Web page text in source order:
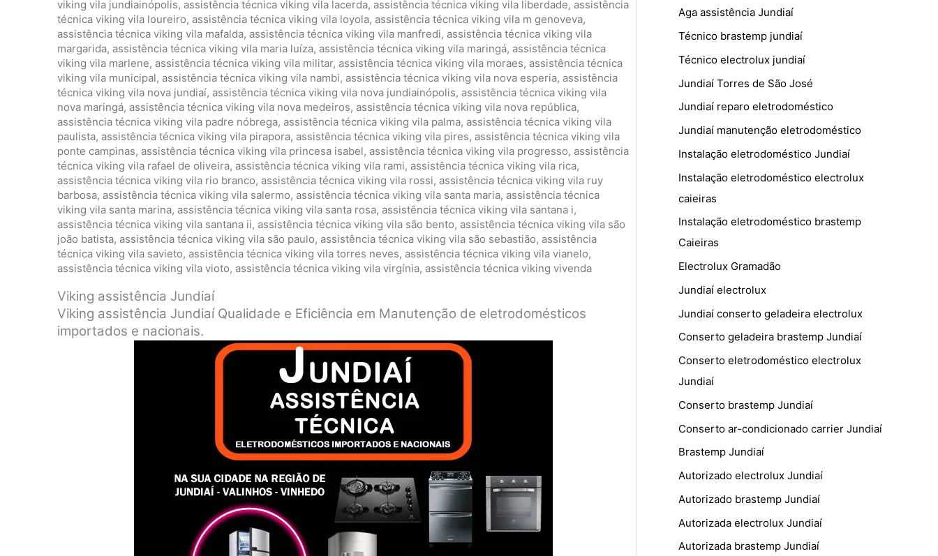
viking vila jundiainópolis, assistência técnica viking vila lacerda, assistência técnica viking vila liberdade, assistência
técnica viking vila loureiro, assistência técnica viking vila loyola, assistência técnica viking vila m genoveva,
assistência técnica viking vila mafalda, assistência técnica viking vila manfredi, assistência técnica viking vila
margarida, assistência técnica viking vila maria luíza, assistência técnica viking vila maringá, assistência técnica
viking vila marlene, assistência técnica viking vila militar, assistência técnica viking vila moraes, assistência técnica
viking vila municipal, assistência técnica viking vila nambi, assistência técnica viking vila nova esperia, assistência
técnica viking vila nova jundiaí, assistência técnica viking vila nova jundiainópolis, assistência técnica viking vila
nova maringá, assistência técnica viking vila nova medeiros, assistência técnica viking vila nova república,
assistência técnica viking vila padre nóbrega, assistência técnica viking vila palma, assistência técnica viking vila
paulista, assistência técnica viking vila pirapora, assistência técnica viking vila pires, assistência técnica viking vila
ponte campinas, assistência técnica viking vila princesa isabel, assistência técnica viking vila progresso, assistência
técnica viking vila rafael de oliveira, assistência técnica viking vila rami, assistência técnica viking vila rica,
assistência técnica viking vila rio branco, assistência técnica viking vila rossi, assistência técnica viking vila ruy
barbosa, assistência técnica viking vila salermo, assistência técnica viking vila santa maria, assistência técnica
viking vila santa marina, assistência técnica viking vila santa rosa, assistência técnica viking vila santana i,
assistência técnica viking vila santana ii, assistência técnica viking vila são bento, assistência técnica viking vila são
joão batista, assistência técnica viking vila são paulo, assistência técnica viking vila são sebastião, assistência
técnica viking vila savieto, assistência técnica viking vila torres neves, assistência técnica viking vila vianelo,
assistência técnica viking vila vioto, assistência técnica viking vila virgínia, assistência técnica viking vivenda
Viking assistência Jundiaí
Viking assistência Jundiaí Qualidade e Eficiência em Manutenção de eletrodomésticos
importados e nacionais.
Aga assistência Jundiaí
Técnico brastemp jundiaí
Técnico electrolux jundiaí
Jundiaí Torres de São José
Jundiaí reparo eletrodoméstico
Jundiaí manutenção eletrodoméstico
Instalação eletrodoméstico Jundiaí
Instalação eletrodoméstico electrolux
caieiras
Instalação eletrodoméstico brastemp
Caieiras
Electrolux Gramadão
Jundiaí electrolux
Jundiaí conserto geladeira electrolux
Conserto geladeira brastemp Jundiaí
Conserto eletrodoméstico electrolux
Jundiaí
Conserto brastemp Jundiaí
Conserto ar-condicionado carrier Jundiaí
Brastemp Jundiaí
Autorizado electrolux Jundiaí
Autorizado brastemp Jundiaí
Autorizada electrolux Jundiaí
Autorizada brastemp Jundiaí